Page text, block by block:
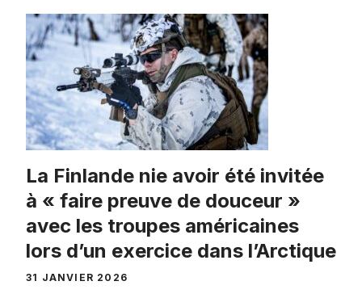
La Finlande nie avoir été invitée
à « faire preuve de douceur »
avec les troupes américaines
lors d’un exercice dans l’Arctique
31 JANVIER 2026